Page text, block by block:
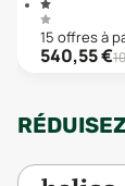
15 offresà
540,55€